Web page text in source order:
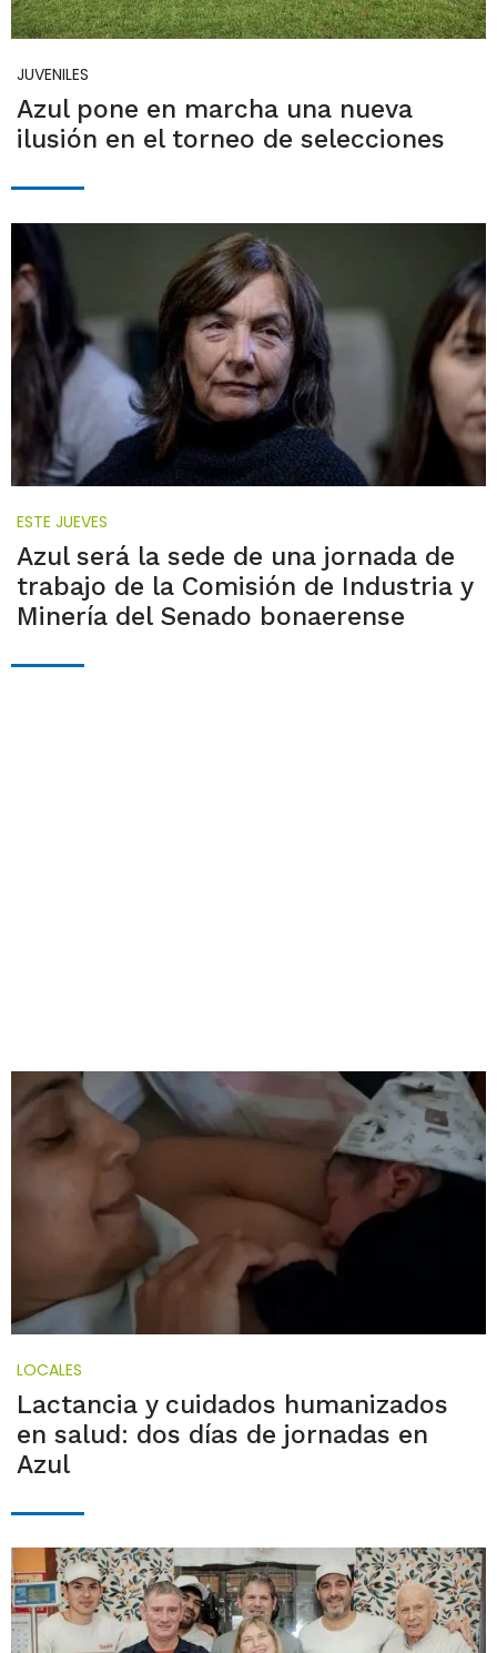
JUVENILES
Azul pone en marcha una nueva
ilusión en el torneo de selecciones
ESTE JUEVES
Azul será la sede de una jornada de
trabajo de la Comisión de Industria y
Minería del Senado bonaerense
LOCALES
Lactancia y cuidados humanizados
en salud: dos días de jornadas en
Azul